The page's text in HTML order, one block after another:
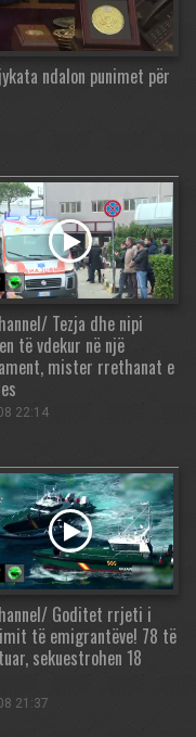
ndalon punimet për
Tezja dhe nipi
të vdekur në një
mister rrethanat e
22:14
Goditet rrjeti i
të emigrantëve! 78 të
sekuestrohen 18
21:37